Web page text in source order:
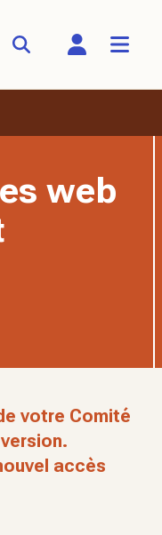
web
votre Comité
accès